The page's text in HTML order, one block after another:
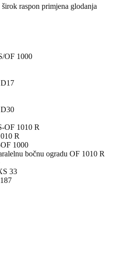
širok raspon primjena glodanja
OF 1000
OF 1010 R
R
1000
bočnu ogradu OF 1010 R
33